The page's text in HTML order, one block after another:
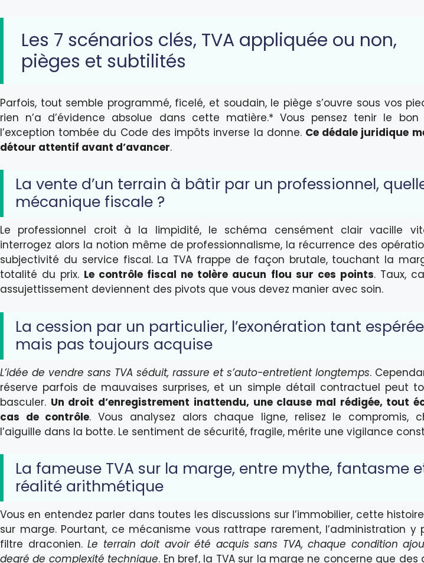
Les 7 scénarios clés, TVA appliquée ou non,
pièges et subtilités
Parfois, tout semble programmé, ficelé, et soudain, le piège s’ouvre sous vos
rien n’a d’évidence absolue dans cette matière.* Vous pensez tenir le
l’exception tombée du Code des impôts inverse la donne. Ce dédale juridique
détour attentif avant d’avancer.
La vente d’un terrain à bâtir par un professionnel,
mécanique fiscale ?
Le professionnel croit à la limpidité, le schéma censément clair vacille
interrogez alors la notion même de professionnalisme, la récurrence des
subjectivité du service fiscal. La TVA frappe de façon brutale, touchant la
totalité du prix. Le contrôle fiscal ne tolère aucun flou sur ces points. Taux,
assujettissement deviennent des pivots que vous devez manier avec soin.
La cession par un particulier, l’exonération tant espérée
mais pas toujours acquise
L’idée de vendre sans TVA séduit, rassure et s’auto-entretient longtemps.
réserve parfois de mauvaises surprises, et un simple détail contractuel peut
basculer. Un droit d’enregistrement inattendu, une clause mal rédigée, tout
cas de contrôle. Vous analysez alors chaque ligne, relisez le compromis,
l’aiguille dans la botte. Le sentiment de sécurité, fragile, mérite une vigilance
La fameuse TVA sur la marge, entre mythe, fantasme
réalité arithmétique
Vous en entendez parler dans toutes les discussions sur l’immobilier, cette
sur marge. Pourtant, ce mécanisme vous rattrape rarement, l’administration y
filtre draconien.Le terrain doit avoir été acquis sans TVA, chaque condition
degré de complexité technique. En bref, la TVA sur la marge ne concerne que des